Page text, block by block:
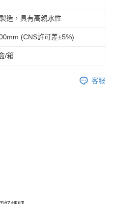
造，具有高親水性
(CNS許可差±5%)
/箱
客服